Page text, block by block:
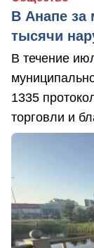
В Анапе за
тысячи
В течение
1335
торговли и